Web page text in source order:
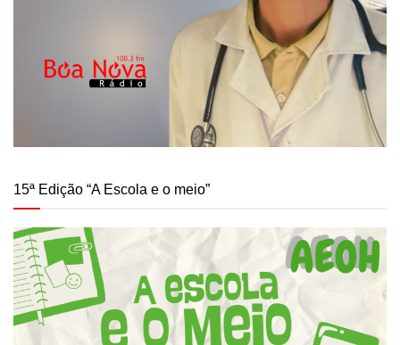
15ª Edição “A Escola e o meio”